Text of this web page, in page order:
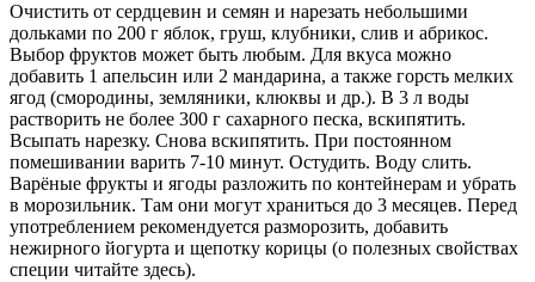
Очистить от сердцевин и семян и нарезать небольшими
дольками по 200 г яблок, груш, клубники, слив и абрикос.
Выбор фруктов может быть любым. Для вкуса можно
добавить 1 апельсин или 2 мандарина, а также горсть мелких
ягод (смородины, земляники, клюквы и др.). В 3 л воды
растворить не более 300 г сахарного песка, вскипятить.
Всыпать нарезку. Снова вскипятить. При постоянном
помешивании варить 7-10 минут. Остудить. Воду слить.
Варёные фрукты и ягоды разложить по контейнерам и убрать
в морозильник. Там они могут храниться до 3 месяцев. Перед
употреблением рекомендуется разморозить, добавить
нежирного йогурта и щепотку корицы (о полезных свойствах
специи читайте здесь).